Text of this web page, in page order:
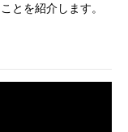
とを紹介します。